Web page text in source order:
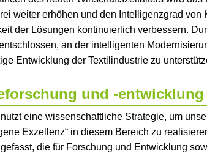
weiter erhöhen und den Intelligenzgrad
der Lösungen kontinuierlich verbessern.
an der intelligenten
Entwicklung der Textilindustrie zu
und -entwicklung
eine wissenschaftliche Strategie, um
Exzellenz“ in diesem Bereich zu
die für Forschung und Entwicklung